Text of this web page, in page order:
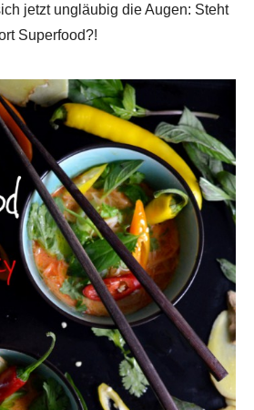
jetzt ungläubig die Augen: Steht
Superfood?!